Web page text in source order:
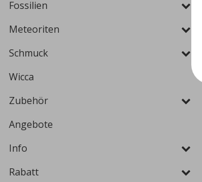
Fossilien
Meteoriten
Schmuck
Wicca
Zubehör
Angebote
Info
Rabatt